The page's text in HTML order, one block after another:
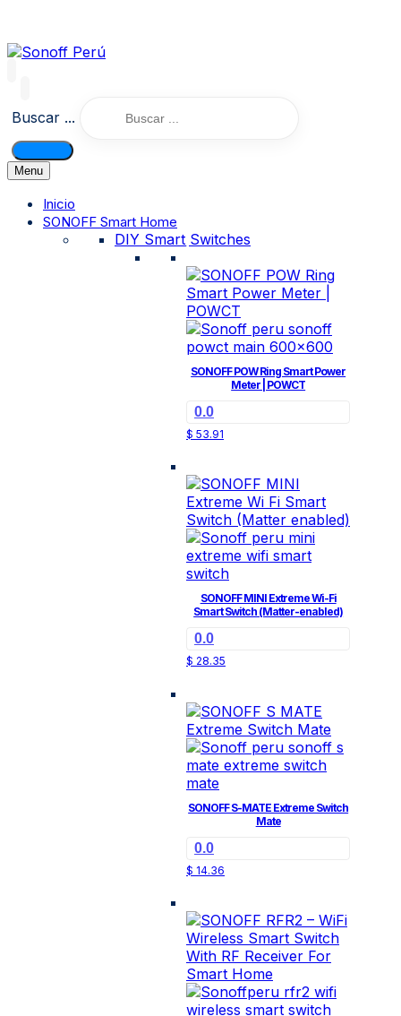
Buscar ...
Menu
Inicio
SONOFF Smart Home
DIY Smart Switches
SONOFF POW Ring Smart Power
Meter | POWCT
0.0
$ 53.91
SONOFF MINI Extreme Wi-Fi
Smart Switch (Matter-enabled)
0.0
$ 28.35
SONOFF S-MATE Extreme Switch
Mate
0.0
$ 14.36